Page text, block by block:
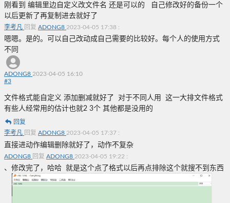
刚看到 编辑里边自定义改文件名 还是可以的 自己修改好的备份一个
以后更新了再复制进去就好了
李考凡 回复 ADONG8 2023-04-05 17:38 :
嗯嗯。是的。可以自己改动成自己需要的比较好。每个人的使用方式
不同
ADONG8 2023-04-05 16:10
#3
文件格式能自定义 添加删减就好了 对于不同人用 这一大排文件格式
有些人经常用的估计也就2 3个 其他都是没用的
回复
李考凡 回复 ADONG8 2023-04-05 17:37 :
直接进动作编辑删除就好了，动作不复杂
ADONG8 回复 ADONG8 2023-04-05 19:22 :
、修改完了，哈哈 就是这个点了格式以后再点排除这个就搜不到东西